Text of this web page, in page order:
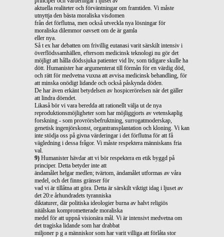
aktuella realiteter och förväntningar om framtiden. Vi måste
utnyttja den bästa moraliska visdomen
från det förflutna, men också utveckla nya lösningar för
moraliska dilemmor oavsett om de är gamla
eller nya.
Så t ex har debatten om frivillig eutanasi varit särskilt intensiv i
överflödssamhällen, eftersom medicinsk teknologi nu gör det
möjligt att hålla dödssjuka patienter vid liv, som tidigare skulle ha
dött. Humanister har argumenterat till förmån för en värdig död,
och rätt för medvetna vuxna att avvisa medicinsk behandling, för
att minska onödigt lidande och också påskynda döden.
De har även erkänt betydelsen av hospicerörelsen när det gäller
att lindra döendet.
Likaså bör vi vara beredda att rationellt välja ut de nya
reproduktionsmöjligheter som har möjliggjorts av vetenskaplig
forskning - som provrörsbefruktning, surrogatmoderskap,
genetisk ingenjörskonst, organtransplantation och kloning. Vi kan
inte stödja oss på givna värderingar i det förflutna för att få
vägledning i dessa frågor. Vi måste respektera människans fria
val.
9) Humanister hävdar att vi bör respektera en etik byggd på
principer. Detta betyder inte att
ändamålet helgar medlen; tvärtom, ändamålet utformas av våra
medel, och det finns gränser för
vad vi är tillåtna att göra. Detta är särskilt viktigt idag i ljuset av
det 20:e århundradets tyranniska
diktaturer, där politiska ideologier burna av halvt religiös
nitälskan komprometterade moraliska
medel för att uppnå visionära mål. Vi är intensivt medvetna om
det tragiska lidande som har drabbat
miljoner p g a människor som har varit villiga att förlåta stor